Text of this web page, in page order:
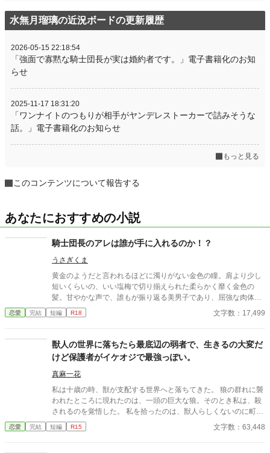
水無月瑠璃の近況ボードの更新履歴
2026-05-15 22:18:54
「強面で寡黙な騎士団長が実は婚約者です。」電子書籍化のお知
らせ
2025-11-17 18:31:20
「ワンナイトのつもりが相手がヤンデレストーカーで詰みそうな
話。」電子書籍化のお知らせ
もっと見る
このコンテンツについて報告する
あなたにおすすめの小説
騎士団長のアレは誰が手に入れるのか！？
うさぎくま
黄金のようだと言われるほどに濁りがない金色の瞳。肩より少し
短いくらいの、いい塩梅で切り揃えられた柔らかく靡く金色の
髪。甘やかな声で、誰もが振り返る美男子であり、屈強な肉体
美、魔力、剣技、男の象徴も立派、全てが完璧な騎士団長ギルバ
ルドが、遅い初恋に落ち、男心を振り回される物語。 濃厚で甘や
恋愛 完結 短編 R18 文字数：17,499
獣人の世界に落ちたら最底辺の弱者で、生きるの大変だ
けど保護者がイケオジで最強っぽい。
真麻一花
私は十歳の時、獣が支配する世界へと落ちてきた。 狼の群れに襲
われたところに現れたのは、一頭の巨大な狼。そのとき私は、殺
されるのを覚悟した。 私を拾ったのは、獣人らしくないのに町を
支配する最強の獣人だった。 なんとか生きてる。 でも、この世界
で、私は最低辺の弱者。
恋愛 完結 短編 R15 文字数：63,448